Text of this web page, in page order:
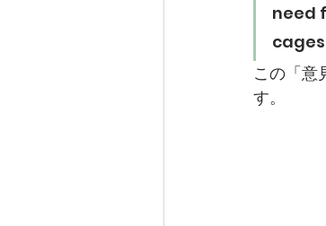
need
この「意
す。